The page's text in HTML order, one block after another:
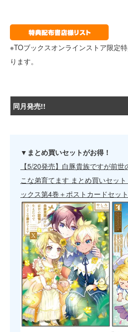
※TOブックスオンラインストア限定
ります。
同月発売!!
▼まとめ買いセットがお得！
【5/20発売】白豚貴族ですが前
こな弟育てます まとめ買いセッ
ックス第4巻＋ポストカードセット